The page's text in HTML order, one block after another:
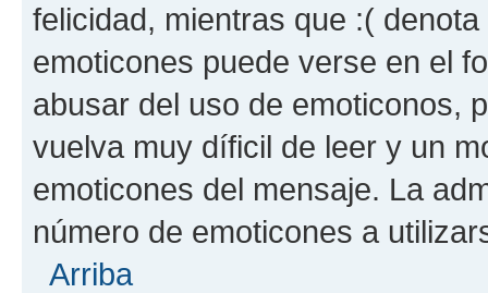
felicidad, mientras que :(
emoticones puede verse en el
abusar del uso de emoticonos,
vuelva muy díficil de leer y un
emoticones del mensaje. La
número de emoticones a
Arriba